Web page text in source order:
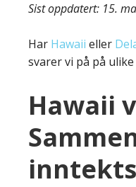
Sist oppdatert: 15.
Har Hawaii eller
svarer vi på på
Hawaii